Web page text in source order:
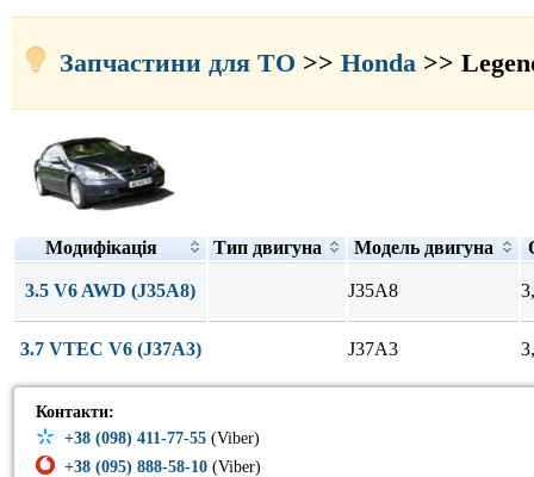
Запчастини для ТО >> Honda >>
Модифікація Тип двигуна Модель двигуна
3.5 V6 AWD (J35A8) J35A8
3.7 VTEC V6 (J37A3) J37A3
Контакти:
+38 (098) 411-77-55 (Viber)
+38 (095) 888-58-10 (Viber)